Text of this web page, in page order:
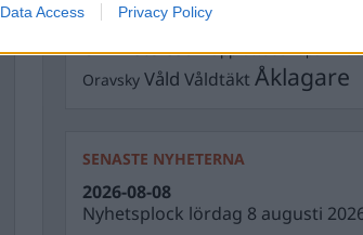
Data Access Privacy Policy
Sverigedemokraterna
Ulf Kristersson Upprättelse Vapen
Oravsky Våld Våldtäkt Åklagare
SENASTE NYHETERNA
Nyhetsplock lördag 8 augusti
2026-08-08